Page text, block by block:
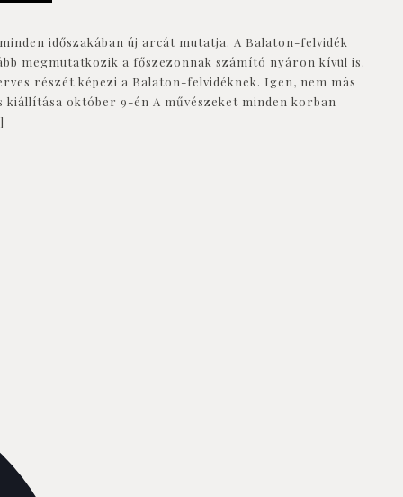
időszakában új arcát mutatja. A Balaton-felvidék
megmutatkozik a főszezonnak számító nyáron kívül is.
részét képezi a Balaton-felvidéknek. Igen, nem más
kiállítása október 9-én A művészeket minden korban